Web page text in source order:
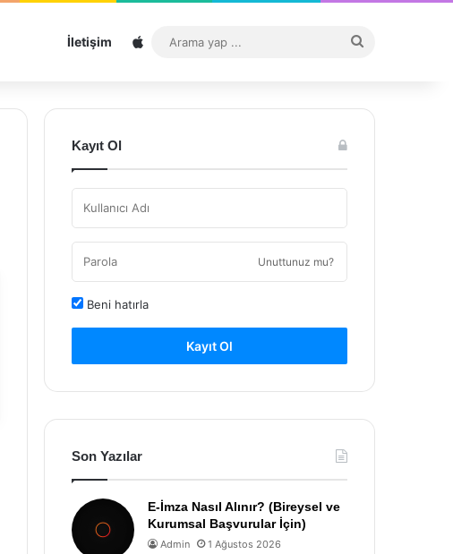
İletişim Sitemap
...
Kayıt Ol
Unuttunuz mu?
Beni hatırla
Kayıt Ol
Son Yazılar
E-İmza Nasıl Alınır? (Bireysel ve
Kurumsal Başvurular İçin)
Admin 1 Ağustos 2026